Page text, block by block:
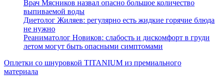
Врач Мясников назвал опасно большое количество
выпиваемой воды
Диетолог Жиляев: регулярно есть жидкие горячие блюда
не нужно
Реаниматолог Новиков: слабость и дискомфорт в груди
летом могут быть опасными симптомами
Оплетки со шнуровкой TITANIUM из премиального
материала